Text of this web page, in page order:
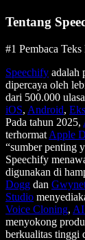
Tentang
#1 Pembaca Teks
Speechify adalah
dipercaya oleh
dari 500.000
iOS, Android,
Pada tahun 2025,
terhormat Apple
“sumber penting
Speechify
digunakan di
Dogg dan
Studio
Voice Cloning,
menyokong
berkualitas tinggi